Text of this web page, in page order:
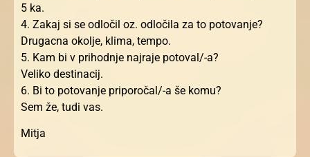
5 ka.
4. Zakaj si se odločil oz. odločila za to potovanje?
Drugacna okolje, klima, tempo.
5. Kam bi v prihodnje najraje potoval/-a?
Veliko destinacij.
6. Bi to potovanje priporočal/-a še komu?
Sem že, tudi vas.
Mitja